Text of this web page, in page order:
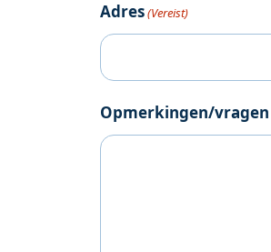
Adres(Vereist)
Opmerkingen/vragen